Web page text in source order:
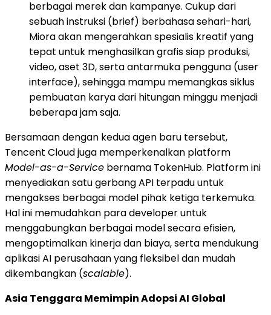
berbagai merek dan kampanye. Cukup dari
sebuah instruksi (brief) berbahasa sehari-hari,
Miora akan mengerahkan spesialis kreatif yang
tepat untuk menghasilkan grafis siap produksi,
video, aset 3D, serta antarmuka pengguna (user
interface), sehingga mampu memangkas siklus
pembuatan karya dari hitungan minggu menjadi
beberapa jam saja.
Bersamaan dengan kedua agen baru tersebut,
Tencent Cloud juga memperkenalkan platform
Model-as-a-Service bernama TokenHub. Platform ini
menyediakan satu gerbang API terpadu untuk
mengakses berbagai model pihak ketiga terkemuka.
Hal ini memudahkan para developer untuk
menggabungkan berbagai model secara efisien,
mengoptimalkan kinerja dan biaya, serta mendukung
aplikasi AI perusahaan yang fleksibel dan mudah
dikembangkan (scalable).
Asia Tenggara Memimpin Adopsi AI Global